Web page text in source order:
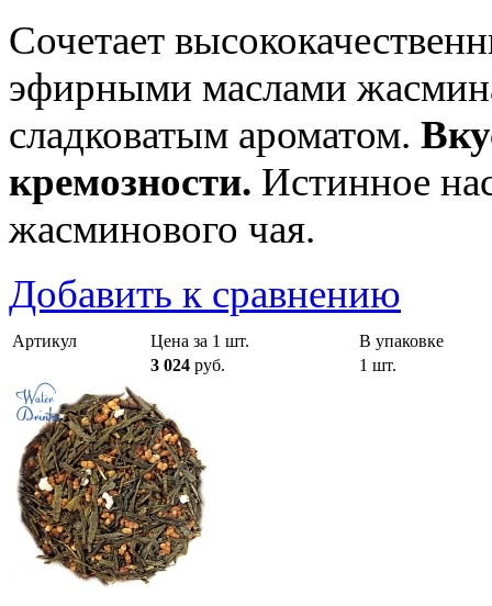
Сочетает
эфирными маслами
сладковатым ароматом.
кремозности. Истинное
жасминового чая.
Добавить к сравнению
Артикул Цена за 1 шт.
В упаковке
3 024 руб. 1 шт.